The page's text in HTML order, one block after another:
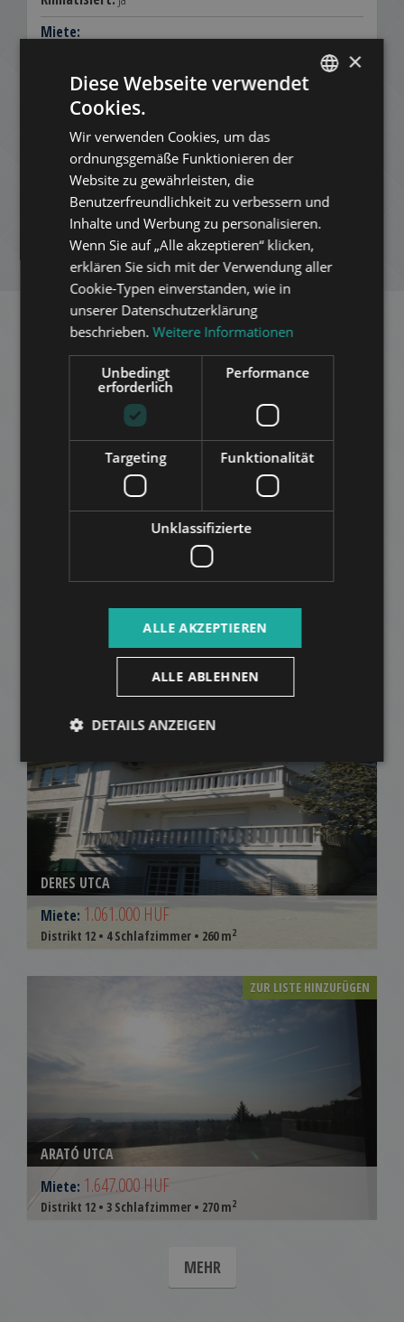
Miete:
2.180 EUR
Kontakt:
+3613540980
ZUR LISTE HINZUFÜGEN
PDF HERUNTERLADEN
NEUE SUCHE
Ähnliche Appartements in
Budapestim selben Distrikt
ZUR LISTE HINZUFÜGEN
MAROS STREET
170.000 HUF
2
DERES UTCA
Miete: 1.061.000 HUF
Distrikt 12 • 4 Schlafzimmer • 260 m2
ZUR LISTE HINZUFÜGEN
ARATÓ UTCA
Miete: 1.647.000 HUF
Distrikt 12 • 3 Schlafzimmer • 270 m2
MEHR
FRENCH
ITALIAN
SPANISH
RUSSIAN
×
Diese Webseite verwendet
Cookies.
Wir verwenden Cookies, um das
ordnungsgemäße Funktionieren der
Website zu gewährleisten, die
Benutzerfreundlichkeit zu verbessern und
Inhalte und Werbung zu personalisieren.
Wenn Sie auf „Alle akzeptieren“ klicken,
erklären Sie sich mit der Verwendung aller
Cookie-Typen einverstanden, wie in
unserer Datenschutzerklärung
beschrieben. Weitere Informationen
Unbedingt
erforderlich
Performance
Targeting Funktionalität
Unklassifizierte
ALLE AKZEPTIEREN
ALLE ABLEHNEN
DETAILS ANZEIGEN